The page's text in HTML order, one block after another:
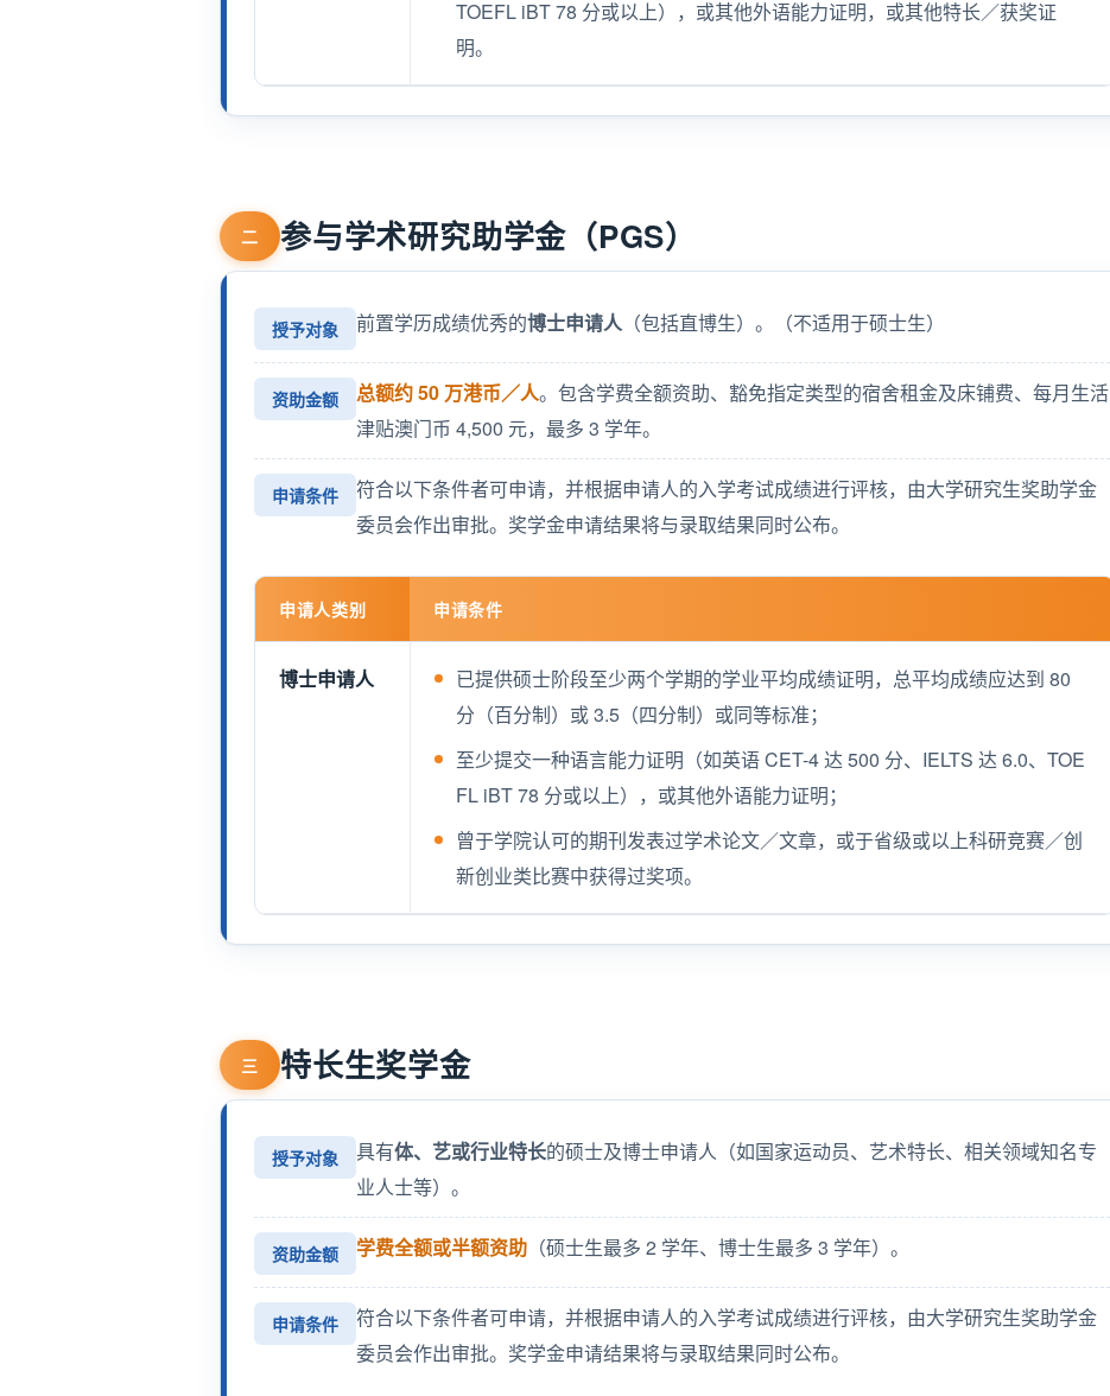
TOEFL iBT 78 分或以上），或其他外语能力证明，或其他特长／获奖证
明。
二 参与学术研究助学金（PGS）
授予对象 前置学历成绩优秀的博士申请人 （包括直博生）。（不适用于硕士生）
资助金额 总额约 50 万港币／人。包含学费全额资助、豁免指定类型的宿舍租金及床铺费、每月生活
津贴澳门币 4,500 元，最多 3 学年。
申请条件
符合以下条件者可申请，并根据申请人的入学考试成绩进行评核，由大学研究生奖助学金
委员会作出审批。奖学金申请结果将与录取结果同时公布。
申请人类别 申请条件
博士申请人
已提供硕士阶段至少两个学期的学业平均成绩证明，总平均成绩应达到 80
分（百分制）或 3.5（四分制）或同等标准；
至少提交一种语言能力证明（如英语 CET-4 达 500 分、IELTS 达 6.0、TOE
FL iBT 78 分或以上），或其他外语能力证明；
曾于学院认可的期刊发表过学术论文／文章，或于省级或以上科研竞赛／创
新创业类比赛中获得过奖项。
三 特长生奖学金
授予对象 具有体、艺或行业特长的硕士及博士申请人（如国家运动员、艺术特长、相关领域知名专
业人士等）。
资助金额 学费全额或半额资助 （硕士生最多 2 学年、博士生最多 3 学年）。
申请条件
符合以下条件者可申请，并根据申请人的入学考试成绩进行评核，由大学研究生奖助学金
委员会作出审批。奖学金申请结果将与录取结果同时公布。